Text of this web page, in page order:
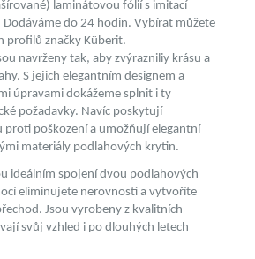
laminátovou fólií s imitací
do 24 hodin. Vybírat můžete
profilů značky Küberit.
navrženy tak, aby zvýrazniliy krásu a
S jejich elegantním designem a
úpravami dokážeme splnit i ty
požadavky. Navíc poskytují
proti poškození a umožňují elegantní
materiály podlahových krytin.
ideálním spojení dvou podlahových
eliminujete nerovnosti a vytvoříte
Jsou vyrobeny z kvalitních
svůj vzhled i po dlouhých letech